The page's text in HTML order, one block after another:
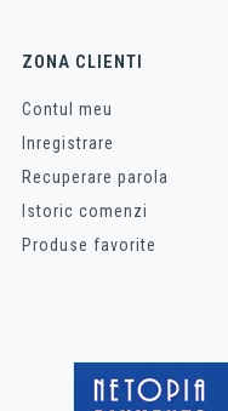
ZONA CLIENTI
Contul meu
Inregistrare
Recuperare parola
Istoric comenzi
Produse favorite